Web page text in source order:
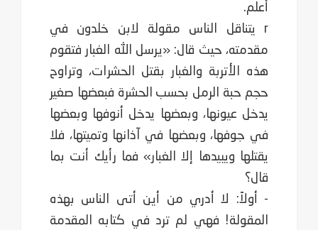
أعلم. ‏
r يتناقل الناس مقولة لابن خلدون في
مقدمته، حيث قال: «يرسل الله الغبار فتقوم
هذه الأتربة والغبار ‏بقتل الحشرات، وتراوح
حجم حبة الرمل بحسب الحشرة فبعضها صغير
يدخل عيونها، وبعضها يدخل ‏أنوفها وبعضها
في جوفها، وبعضها في آذانها وتميتها، فلا
يقتلها ويبيدها إلا الغبار» فما رأيك أنت بما
‏قال؟
- أولاً: لا أدري من أين أتى الناس بهذه
المقولة! فهي لم ترد في كتابه المقدمة